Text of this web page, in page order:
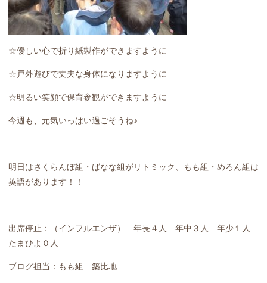
☆優しい心で折り紙製作ができますように
☆戸外遊びで丈夫な身体になりますように
☆明るい笑顔で保育参観ができますように
今週も、元気いっぱい過ごそうね♪
明日はさくらんぼ組・ばなな組がリトミック、もも組・めろん組は
英語があります！！
出席停止：（インフルエンザ） 年長４人 年中３人 年少１人
たまひよ０人
ブログ担当：もも組 築比地